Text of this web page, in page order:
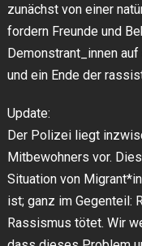
zunächst von einer
fordern Freunde und
Demonstrant_innen
und ein Ende der
Update:
Der Polizei liegt
Mitbewohners vor.
Situation von
ist; ganz im Gegenteil:
Rassismus tötet. Wir